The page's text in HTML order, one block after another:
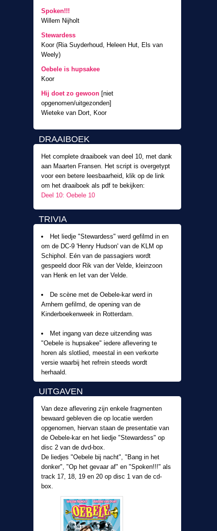
Spoken!!!
Willem Nijholt
Stewardess
Koor (Ria Suyderhoud, Heleen Hut, Els van
Weely)
Oebele is hupsakee
Koor
Hij doet zo gewoon [niet
opgenomen/uitgezonden]
Wieteke van Dort, Koor
DRAAIBOEK
Het complete draaiboek van deel 10, met dank
aan Maarten Fransen. Het script is overgetypt
voor een betere leesbaarheid, klik op de link
om het draaiboek als pdf te bekijken:
Deel 10: Oebele 10
TRIVIA
Het liedje "Stewardess" werd gefilmd in en
om de DC-9 'Henry Hudson' van de KLM op
Schiphol. Eén van de passagiers wordt
gespeeld door Rik van der Velde, kleinzoon
van Henk en Iet van der Velde.
De scène met de Oebele-kar werd in
Arnhem gefilmd, de opening van de
Kinderboekenweek in Rotterdam.
Met ingang van deze uitzending was
"Oebele is hupsakee" iedere aflevering te
horen als slotlied, meestal in een verkorte
versie waarbij het refrein steeds wordt
herhaald.
Van deze aflevering zijn enkele fragmenten
bewaard gebleven die op locatie werden
opgenomen, hiervan staan de presentatie van
de Oebele-kar en het liedje "Stewardess" op
disc 2 van de dvd-box.
De liedjes "Oebele bij nacht", "Bang in het
donker", "Op het gevaar af" en "Spoken!!!" als
track 17, 18, 19 en 20 op disc 1 van de cd-
box.
UITGAVEN